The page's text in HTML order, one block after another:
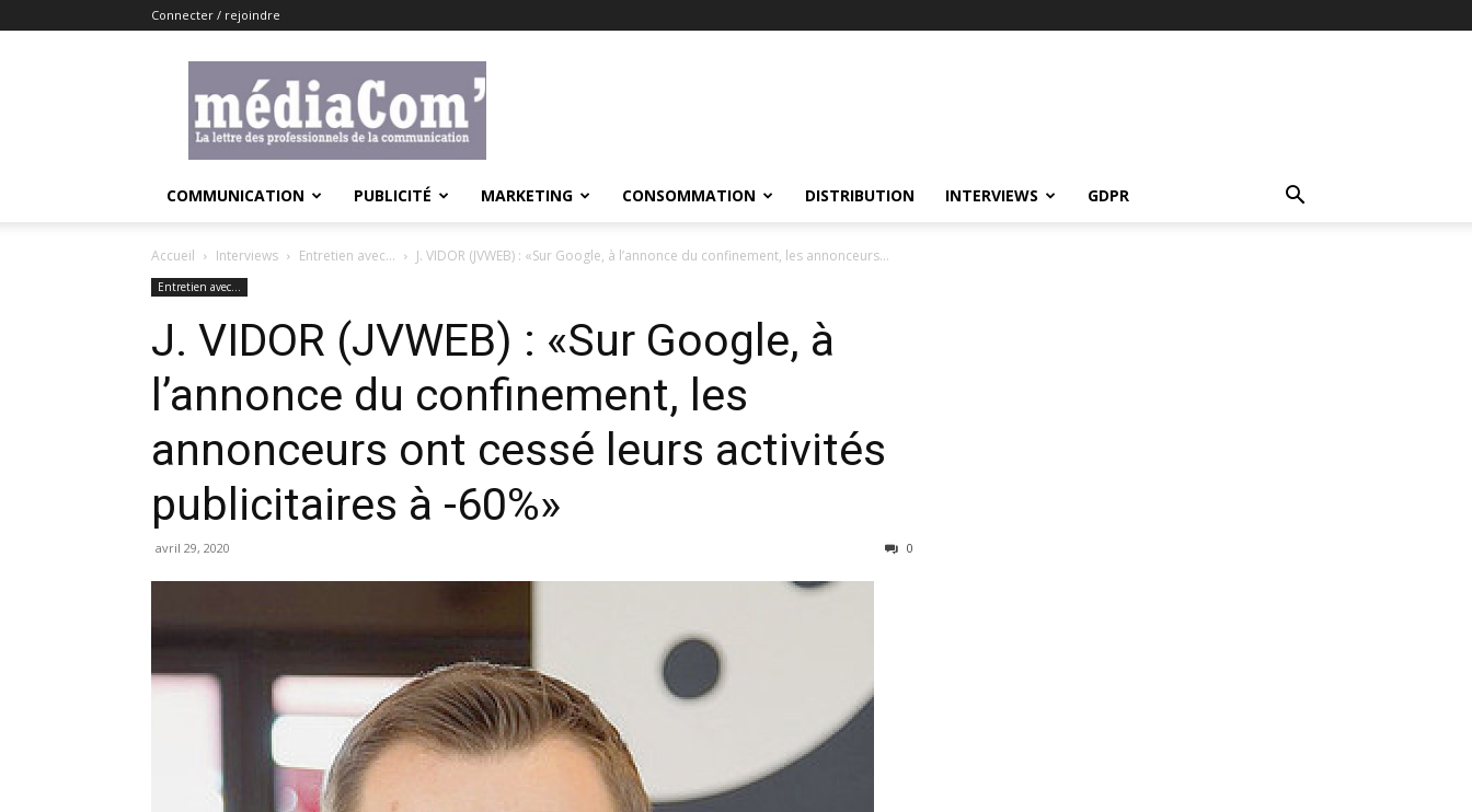
Connecter / rejoindre
COMMUNICATION PUBLICITÉ MARKETING CONSOMMATION DISTRIBUTION INTERVIEWS GDPR
Accueil Interviews Entretien avec... J. VIDOR (JVWEB) : «Sur Google, à l’annonce du confinement, les annonceurs...
Entretien avec...
J. VIDOR (JVWEB) : «Sur Google, à
l’annonce du confinement, les
annonceurs ont cessé leurs activités
publicitaires à -60%»
avril 29, 2020 0